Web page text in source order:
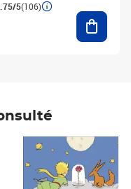
5(106)
Prix 7,50€